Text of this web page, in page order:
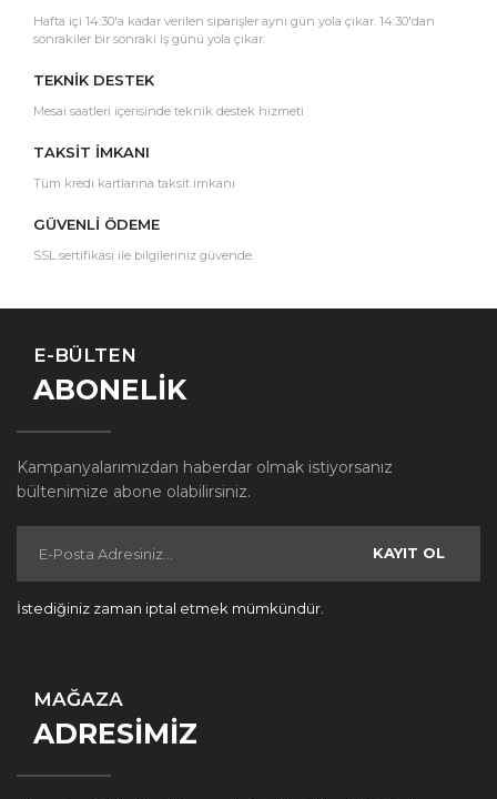
Hafta içi 14:30'a kadar verilen siparişler aynı gün yola çıkar. 14:30'dan
sonrakiler bir sonraki iş günü yola çıkar.
TEKNİK DESTEK
Mesai saatleri içerisinde teknik destek hizmeti
TAKSİT İMKANI
Tüm kredi kartlarına taksit imkanı
GÜVENLİ ÖDEME
SSL sertifikası ile bilgileriniz güvende.
E-BÜLTEN
ABONELİK
Kampanyalarımızdan haberdar olmak istiyorsanız
bültenimize abone olabilirsiniz.
KAYIT OL
İstediğiniz zaman iptal etmek mümkündür.
MAĞAZA
ADRESİMİZ